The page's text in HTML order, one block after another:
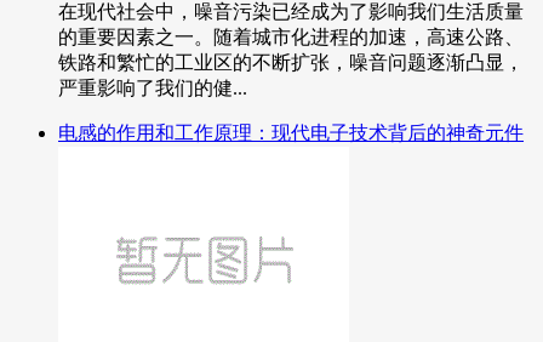
在现代社会中，噪音污染已经成为了影响我们生活质量
的重要因素之一。随着城市化进程的加速，高速公路、
铁路和繁忙的工业区的不断扩张，噪音问题逐渐凸显，
严重影响了我们的健...
电感的作用和工作原理：现代电子技术背后的神奇元件